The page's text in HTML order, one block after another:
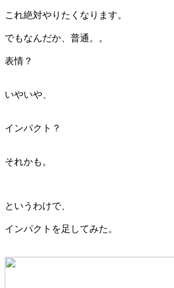
これ絶対やりたくなります。
でもなんだか、普通。。
表情？
いやいや、
インパクト？
それかも。
というわけで、
インパクトを足してみた。